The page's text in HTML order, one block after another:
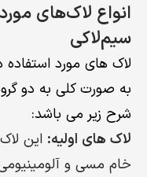
انواع لاک‌های
سیم‌لاکی
لاک های مورد
به صورت کلی به دو
شرح زیر می باشد:
لاک های اولیه: این
خام مسی و